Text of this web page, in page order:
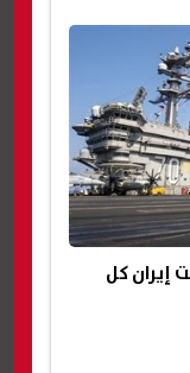
إيران كل